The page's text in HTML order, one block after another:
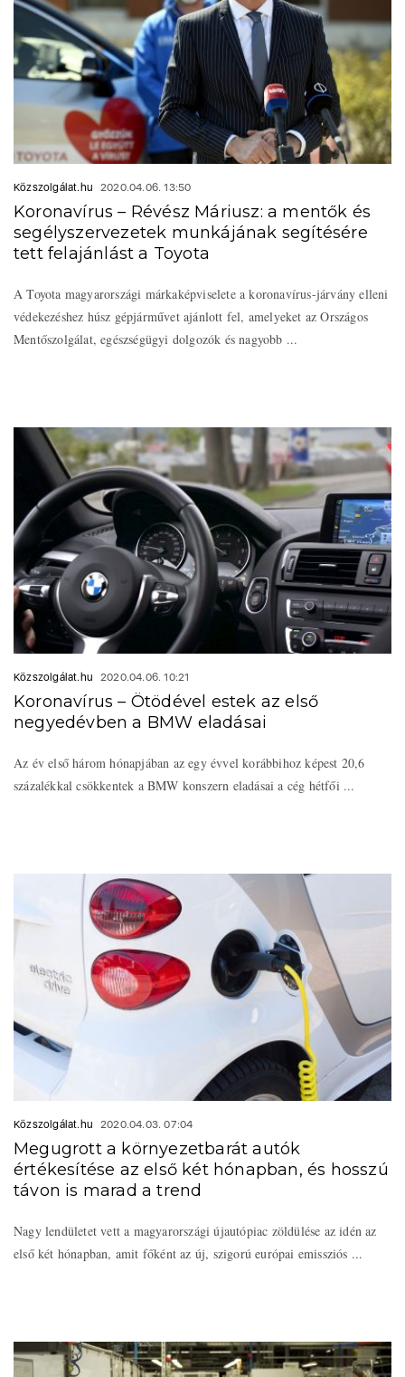
Közszolgálat.hu 2020.04.06. 13:50
Koronavírus – Révész Máriusz: a mentők és
segélyszervezetek munkájának segítésére
tett felajánlást a Toyota
A Toyota magyarországi márkaképviselete a koronavírus-járvány elleni
védekezéshez húsz gépjárművet ajánlott fel, amelyeket az Országos
Mentőszolgálat, egészségügyi dolgozók és nagyobb ...
Közszolgálat.hu 2020.04.06. 10:21
Koronavírus – Ötödével estek az első
negyedévben a BMW eladásai
Az év első három hónapjában az egy évvel korábbihoz képest 20,6
százalékkal csökkentek a BMW konszern eladásai a cég hétfői ...
Közszolgálat.hu 2020.04.03. 07:04
Megugrott a környezetbarát autók
értékesítése az első két hónapban, és hosszú
távon is marad a trend
Nagy lendületet vett a magyarországi újautópiac zöldülése az idén az
első két hónapban, amit főként az új, szigorú európai emissziós ...